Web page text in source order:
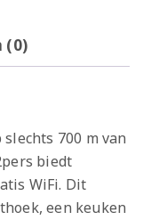
(0)
700 m van
biedt
WiFi. Dit
een keuken